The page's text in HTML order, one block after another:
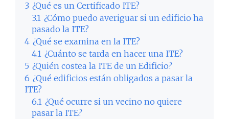
3 ¿Qué es un Certificado ITE?
3.1 ¿Cómo puedo averiguar si un edificio ha
pasado la ITE?
4 ¿Qué se examina en la ITE?
4.1 ¿Cuánto se tarda en hacer una ITE?
5 ¿Quién costea la ITE de un Edificio?
6 ¿Qué edificios están obligados a pasar la
ITE?
6.1 ¿Qué ocurre si un vecino no quiere
pasar la ITE?